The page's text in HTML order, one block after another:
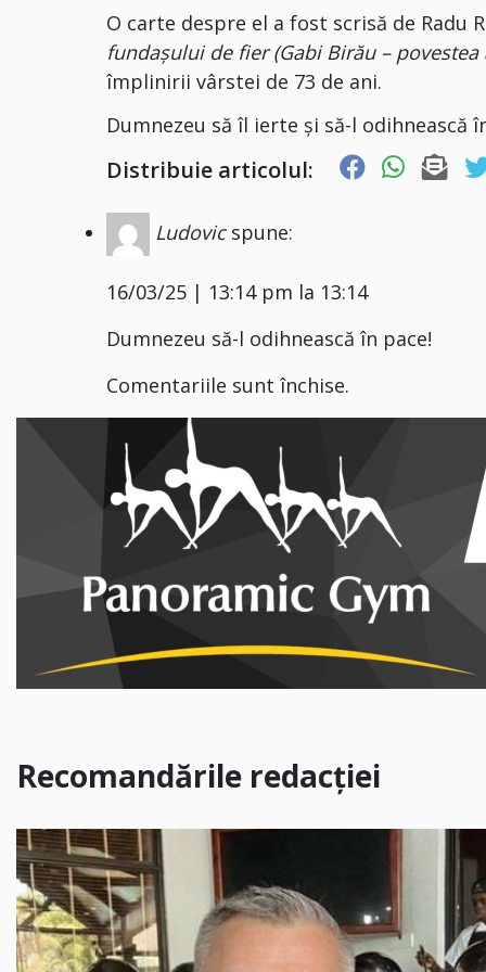
O carte despre el a fost scrisă de Radu
fundașului de fier(Gabi Birău –
împlinirii vârstei de 73 de ani.
Dumnezeu să îl ierte și să-l odihnească
Distribuie articolul:
Ludovic spune:
16/03/25 | 13:14 pm la 13:14
Dumnezeu să-l odihnească în pace!
Comentariile sunt închise.
Recomandările redacției